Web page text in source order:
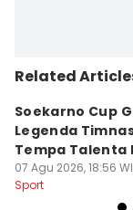
Related
Soekarno Cup
Legenda
Tempa Talenta
Sepak Bola
07 Agu 2026, 18:56
Sport